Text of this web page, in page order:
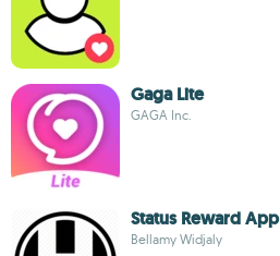
Gaga Lite
GAGA Inc.
Status Reward App
Bellamy Widjaly